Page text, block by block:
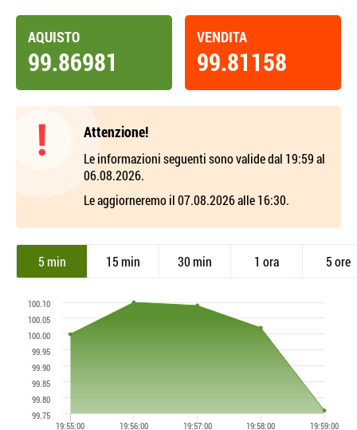
AQUISTO
99.86981
VENDITA
99.81158
Attenzione!
Le informazioni seguenti sono valide dal 19:59 al
06.08.2026.
Le aggiorneremo il 07.08.2026 alle 16:30.
5 min 15 min 30 min 1 ora 5 ore